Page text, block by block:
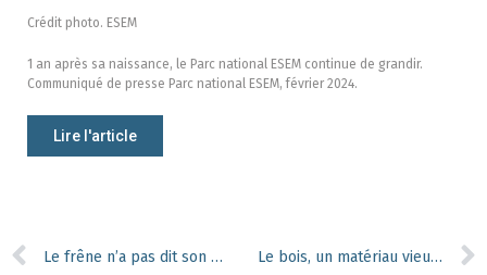
Crédit photo. ESEM
1 an après sa naissance, le Parc national ESEM continue de grandir.
Communiqué de presse Parc national ESEM, février 2024.
Lire l'article
Le frêne n’a pas dit son dernier mot Le bois, un matériau vieux comme le monde aux propriétés modernes